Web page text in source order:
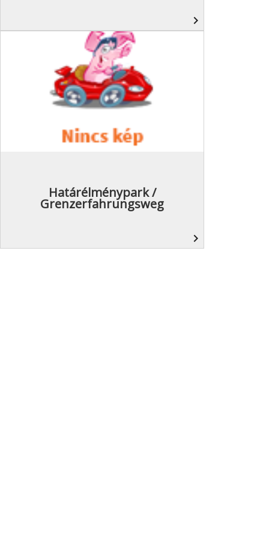
navigate_next
Határélménypark /
Grenzerfahrungsweg
navigate_next